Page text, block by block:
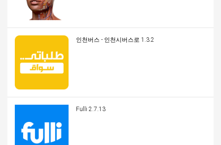
인천버스 - 인천시버스로 1.3.2
Fulli 2.7.13